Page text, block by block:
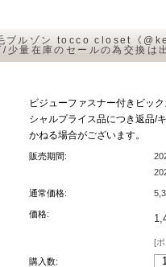
ブルゾン tocco closet《
量在庫のセールの為交換は
ビジューファスナー付きビッ
シャルプライス品につき返品/
かねる場合がございます。
販売期間:
通常価格:
価格:
[
購入数: